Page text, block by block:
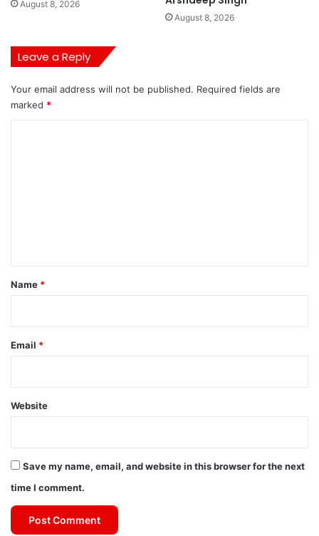
August 8, 2026
August 8, 2026
Leave a Reply
Your email address will not be published. Required fields are
marked *
*
Name *
Email *
Website
Save my name, email, and website in this browser for the next
time I comment.